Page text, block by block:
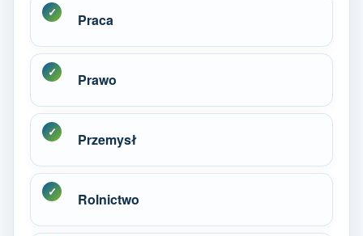
Praca
Prawo
Przemysł
Rolnictwo